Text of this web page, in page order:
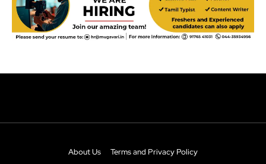
About Us Terms and Privacy Policy